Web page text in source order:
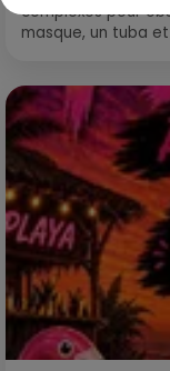
complexes pour
masque, un tuba